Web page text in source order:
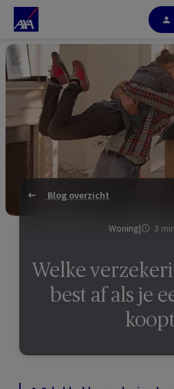
Blog overzicht
Woning| 3
Welke
best af als je